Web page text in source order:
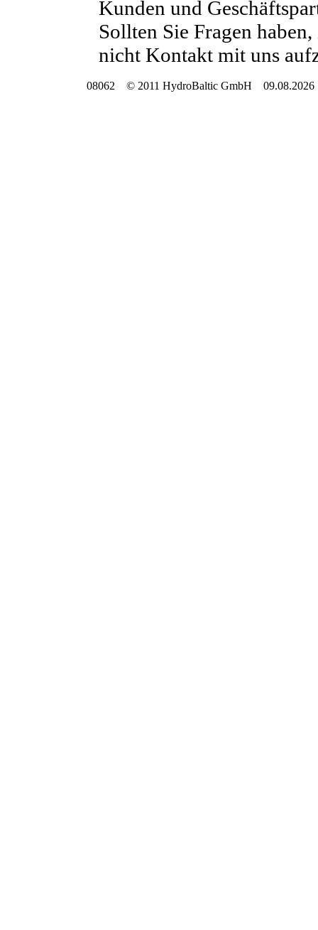
Kunden und
Sollten Sie Fragen
nicht Kontakt mit uns
08062 © 2011 HydroBaltic GmbH 09.08.2026